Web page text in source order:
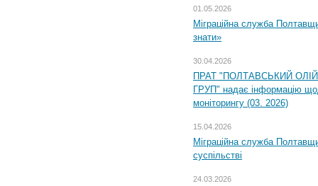
01.05.2026
Міграційна служба
знати»
30.04.2026
ПРАТ "ПОЛТАВСЬКИЙ
ГРУП" надає інформацію
моніторингу (03. 2026)
15.04.2026
Міграційна служба
суспільстві
24.03.2026